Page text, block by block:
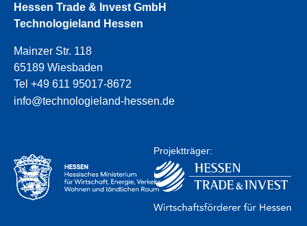
Hessen Trade & Invest GmbH
Technologieland Hessen
Mainzer Str. 118
65189 Wiesbaden
Tel +49 611 95017-8672
info@technologieland-hessen.de
Projektträger: